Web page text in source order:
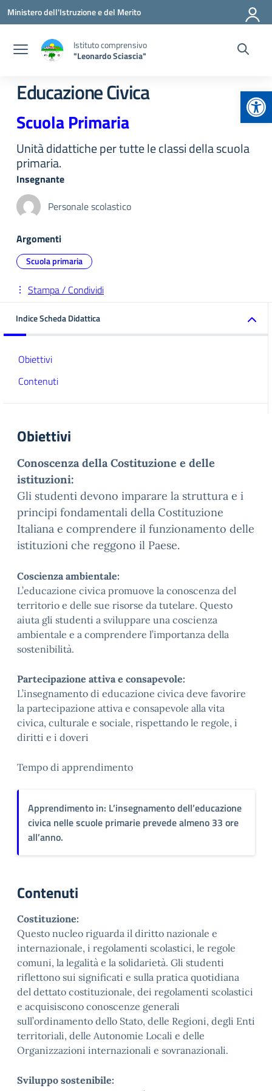
Vai ai contenuti
Vai al menu di navigazione
Vai al footer
Ministero dell'Istruzione e del Merito
Istituto comprensivo
"Leonardo Sciascia"
Educazione Civica
Scuola Primaria
Unità didattiche per tutte le classi della scuola
primaria.
Insegnante
Personale scolastico
Argomenti
Scuola primaria
Stampa / Condividi
Indice Scheda Didattica
Obiettivi
Contenuti
Obiettivi
Conoscenza della Costituzione e delle
istituzioni:
Gli studenti devono imparare la struttura e i
principi fondamentali della Costituzione
Italiana e comprendere il funzionamento delle
istituzioni che reggono il Paese.
Coscienza ambientale:
L’educazione civica promuove la conoscenza del
territorio e delle sue risorse da tutelare. Questo
aiuta gli studenti a sviluppare una coscienza
ambientale e a comprendere l’importanza della
sostenibilità.
Partecipazione attiva e consapevole:
L’insegnamento di educazione civica deve favorire
la partecipazione attiva e consapevole alla vita
civica, culturale e sociale, rispettando le regole, i
diritti e i doveri
Tempo di apprendimento
Apprendimento in: L’insegnamento dell’educazione
civica nelle scuole primarie prevede almeno 33 ore
all’anno.
Contenuti
Costituzione:
Questo nucleo riguarda il diritto nazionale e
internazionale, i regolamenti scolastici, le regole
comuni, la legalità e la solidarietà. Gli studenti
riflettono sui significati e sulla pratica quotidiana
del dettato costituzionale, dei regolamenti scolastici
e acquisiscono conoscenze generali
sull’ordinamento dello Stato, delle Regioni, degli Enti
territoriali, delle Autonomie Locali e delle
Organizzazioni internazionali e sovranazionali.
Sviluppo sostenibile: